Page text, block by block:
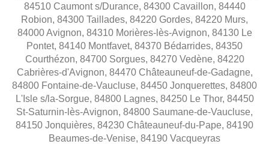
84510 Caumont s/Durance, 84300 Cavaillon, 84440
Robion, 84300 Taillades, 84220 Gordes, 84220 Murs,
84000 Avignon, 84310 Morières-lès-Avignon, 84130 Le
Pontet, 84140 Montfavet, 84370 Bédarrides, 84350
Courthézon, 84700 Sorgues, 84270 Vedène, 84220
Cabrières-d'Avignon, 84470 Châteauneuf-de-Gadagne,
84800 Fontaine-de-Vaucluse, 84450 Jonquerettes, 84800
L'Isle s/la-Sorgue, 84800 Lagnes, 84250 Le Thor, 84450
St-Saturnin-lès-Avignon, 84800 Saumane-de-Vaucluse,
84150 Jonquières, 84230 Châteauneuf-du-Pape, 84190
Beaumes-de-Venise, 84190 Vacqueyras